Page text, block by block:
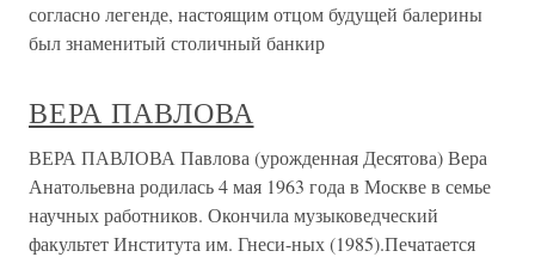
согласно легенде, настоящим отцом будущей балерины
был знаменитый столичный банкир
ВЕРА ПАВЛОВА
ВЕРА ПАВЛОВА Павлова (урожденная Десятова) Вера
Анатольевна родилась 4 мая 1963 года в Москве в семье
научных работников. Окончила музыковедческий
факультет Института им. Гнеси-ных (1985).Печатается